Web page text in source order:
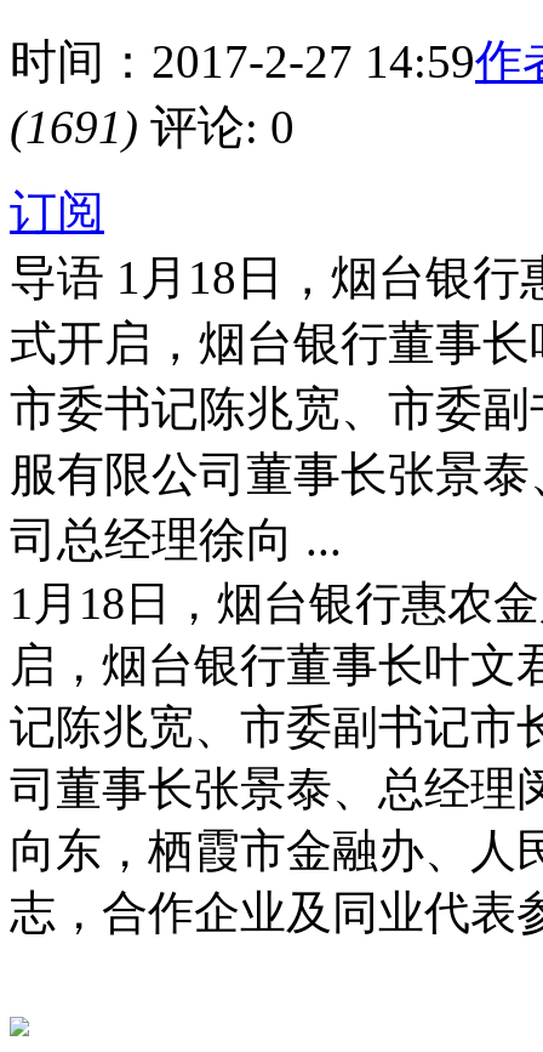
时间：2017-2-27 14:59作
(1691) 评论: 0
订阅
导语 1月18日，烟台银
式开启，烟台银行董事
市委书记陈兆宽、市委
服有限公司董事长张景
司总经理徐向 ...
1月18日，烟台银行惠农
启，烟台银行董事长叶文
记陈兆宽、市委副书记市
司董事长张景泰、总经理
向东，栖霞市金融办、人
志，合作企业及同业代表